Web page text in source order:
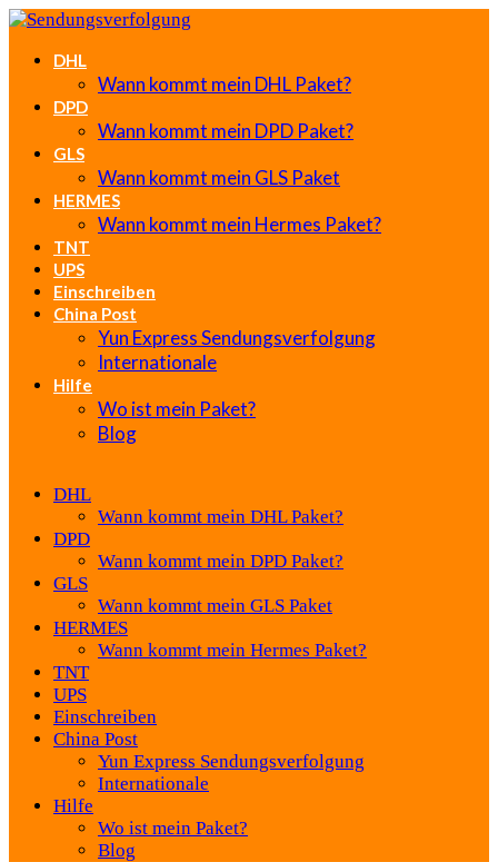
DHL
Wann kommt mein DHL Paket?
DPD
Wann kommt mein DPD Paket?
GLS
Wann kommt mein GLS Paket
HERMES
Wann kommt mein Hermes Paket?
TNT
UPS
Einschreiben
China Post
Yun Express Sendungsverfolgung
Internationale
Hilfe
Wo ist mein Paket?
Blog
DHL
Wann kommt mein DHL Paket?
DPD
Wann kommt mein DPD Paket?
GLS
Wann kommt mein GLS Paket
HERMES
Wann kommt mein Hermes Paket?
TNT
UPS
Einschreiben
China Post
Yun Express Sendungsverfolgung
Internationale
Hilfe
Wo ist mein Paket?
Blog